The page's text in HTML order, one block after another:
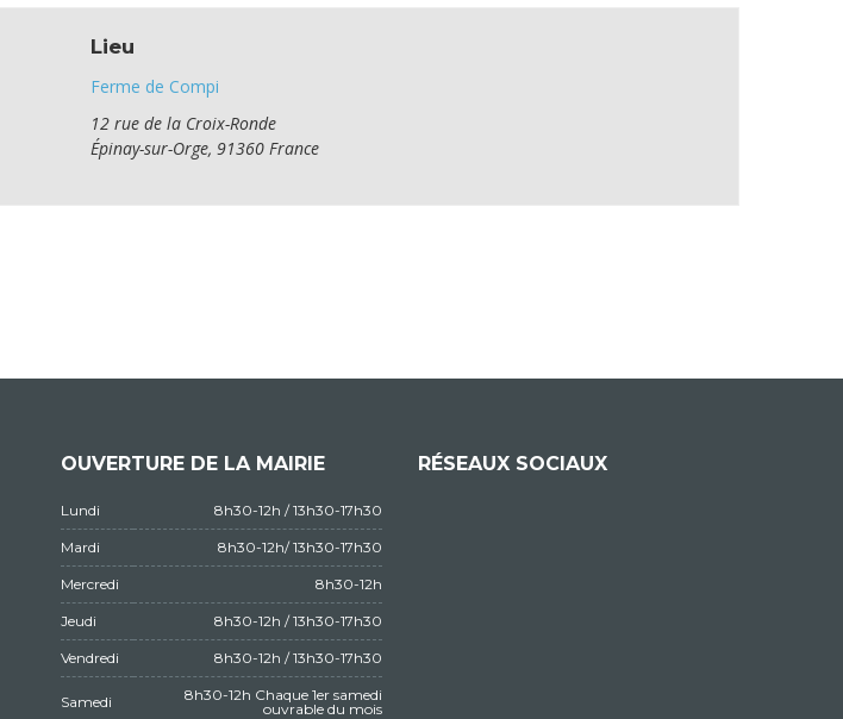
Lieu
Ferme de Compi
12 rue de la Croix-Ronde
Épinay-sur-Orge, 91360 France
OUVERTURE DE LA MAIRIE
Lundi 8h30-12h / 13h30-17h30
Mardi 8h30-12h/ 13h30-17h30
Mercredi 8h30-12h
Jeudi 8h30-12h / 13h30-17h30
Vendredi 8h30-12h / 13h30-17h30
Samedi
8h30-12h Chaque 1er samedi
ouvrable du mois
RÉSEAUX SOCIAUX